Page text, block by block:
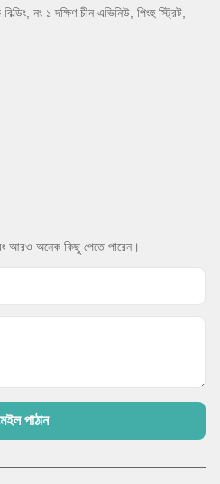
নং ১ দক্ষিণ চীন এভিনিউ, পিংহু স্ট্রিট,
আরও অনেক কিছু পেতে পারেন।
পাঠান